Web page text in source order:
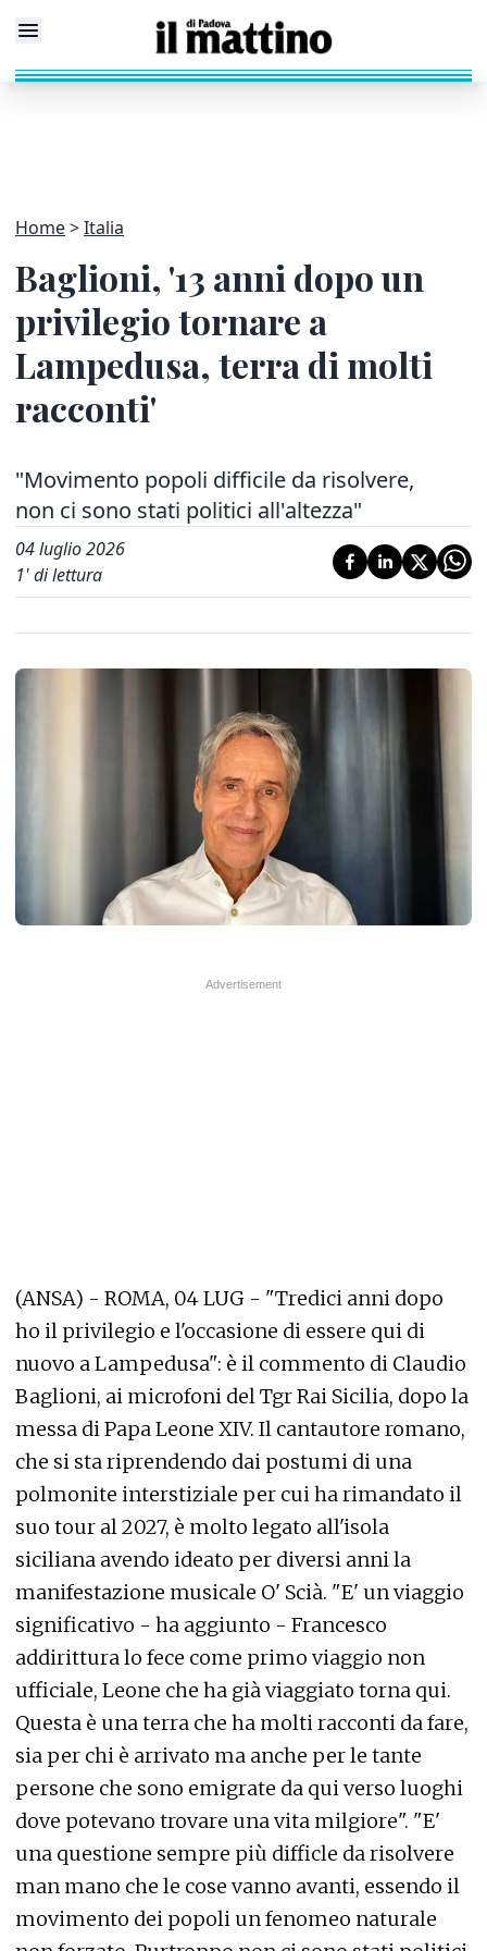
Home Italia
Baglioni, '13 anni dopo un
privilegio tornare a
Lampedusa, terra di molti
racconti'
"Movimento popoli difficile da risolvere,
non ci sono stati politici all'altezza"
04 luglio 2026
1' di lettura
(ANSA) - ROMA, 04 LUG - "Tredici anni dopo
ho il privilegio e l'occasione di essere qui di
nuovo a Lampedusa": è il commento di Claudio
Baglioni, ai microfoni del Tgr Rai Sicilia, dopo la
messa di Papa Leone XIV. Il cantautore romano,
che si sta riprendendo dai postumi di una
polmonite interstiziale per cui ha rimandato il
suo tour al 2027, è molto legato all'isola
siciliana avendo ideato per diversi anni la
manifestazione musicale O' Scià. "E' un viaggio
significativo - ha aggiunto - Francesco
addirittura lo fece come primo viaggio non
ufficiale, Leone che ha già viaggiato torna qui.
Questa è una terra che ha molti racconti da fare,
sia per chi è arrivato ma anche per le tante
persone che sono emigrate da qui verso luoghi
dove potevano trovare una vita milgiore". "E'
una questione sempre più difficle da risolvere
man mano che le cose vanno avanti, essendo il
movimento dei popoli un fenomeo naturale